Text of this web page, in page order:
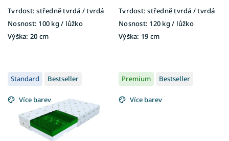
Tvrdost: středně tvrdá / tvrdá
Nosnost: 100 kg ​​​​​/ lůžko
Výška: 20 cm
Tvrdost: středně tvrdá / tvrdá
Nosnost: 120 kg ​​​​​/ lůžko
Výška: 19 cm
Standard Bestseller
Více barev
Premium Bestseller
Více barev